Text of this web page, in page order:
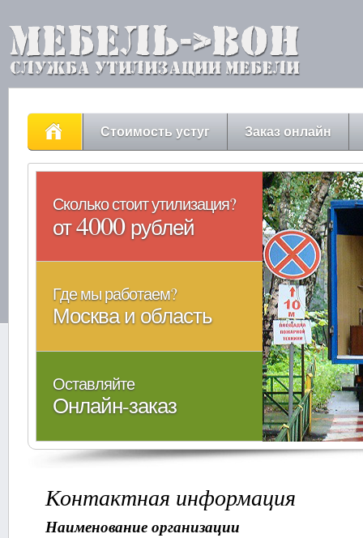
Стоимость устуг Заказ онлайн
Сколько стоит утилизация?
от4000рублей
Где мы работаем?
Москва и область
Оставляйте
Онлайн-заказ
Контактная информация
Наименование организации